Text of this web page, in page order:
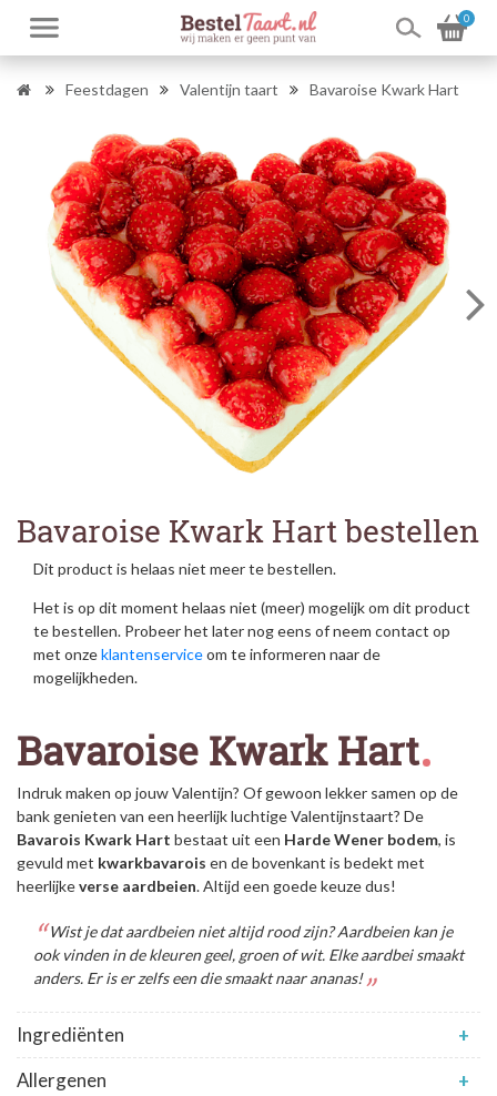
0
Feestdagen Valentijn taart Bavaroise Kwark Hart
Bavaroise Kwark Hart bestellen
Dit product is helaas niet meer te bestellen.
Het is op dit moment helaas niet (meer) mogelijk om dit product
te bestellen. Probeer het later nog eens of neem contact op
met onzeklantenserviceom te informeren naar de
mogelijkheden.
Bavaroise Kwark Hart
Indruk maken op jouw Valentijn? Of gewoon lekker samen op de
bank genieten van een heerlijk luchtige Valentijnstaart? De
Bavarois Kwark Hart bestaat uit een Harde Wener bodem, is
gevuld met kwarkbavarois en de bovenkant is bedekt met
heerlijkeverse aardbeien. Altijd een goede keuze dus!
Ingrediënten
+
Allergenen
+
Wist je dat aardbeien niet altijd rood zijn? Aardbeien kan je
ook vinden in de kleuren geel, groen of wit. Elke aardbei smaakt
anders. Er is er zelfs een die smaakt naar ananas!